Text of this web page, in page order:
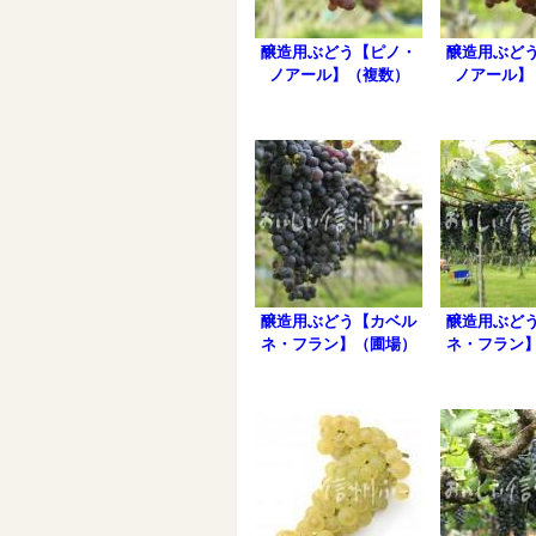
醸造用ぶどう【ピノ・
ノアール】（複数）
醸造用ぶど
ノアール
醸造用ぶどう【カベル
ネ・フラン】（圃場）
醸造用ぶど
ネ・フラン